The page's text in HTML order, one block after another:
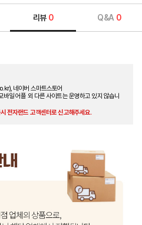
리뷰 0 Q&A 0
네이버 스마트스토어
일 어플 외 다른 사이트는 운영하고 있지 않습니
전자랜드 고객센터로 신고해주세요.